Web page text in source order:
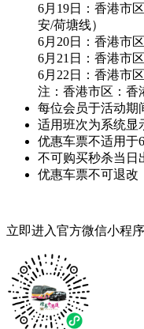
6月19日：香港市
安/荷塘线）
6月20日：香港市
6月21日：香港市
6月22日：香港市
注：香港市区：香
每位会员于活动期
适用班次为系统显
优惠车票不适用于
不可购买秒杀当日
优惠车票不可退改
立即进入官方微信小程